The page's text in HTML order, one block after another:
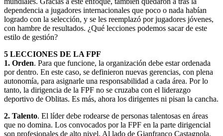
dependencia a jugadores internacionales que poco o nada habían
logrado con la selección, y se les reemplazó por jugadores jóvenes,
con hambre de resultados. ¿Qué lecciones podemos sacar de este
estilo de gestión?
5 LECCIONES DE LA FPF
1. Orden. Para que funcione, la organización debe estar ordenada
por dentro. En este caso, se definieron nuevas gerencias, con plena
autonomía, para asignarle una responsabilidad a cada área. Por lo
tanto, la dirigencia de la FPF no se cruzaba con el liderazgo
deportivo de Oblitas. Es más, ahora los dirigentes ni pisan la cancha.
2. Talento. El líder debe rodearse de personas talentosas en áreas
que no domina. Los convocados por la FPF en la parte dirigencial
son profesionales de alto nivel. Al lado de Gianfranco Castagnola,